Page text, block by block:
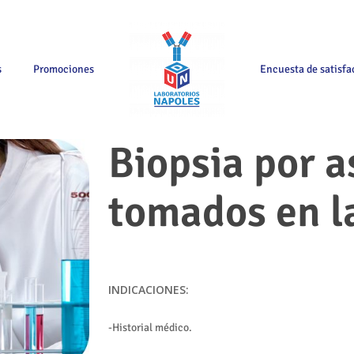
Promociones Encuesta de
Biopsia por
tomados en
INDICACIONES:
-Historial médico.